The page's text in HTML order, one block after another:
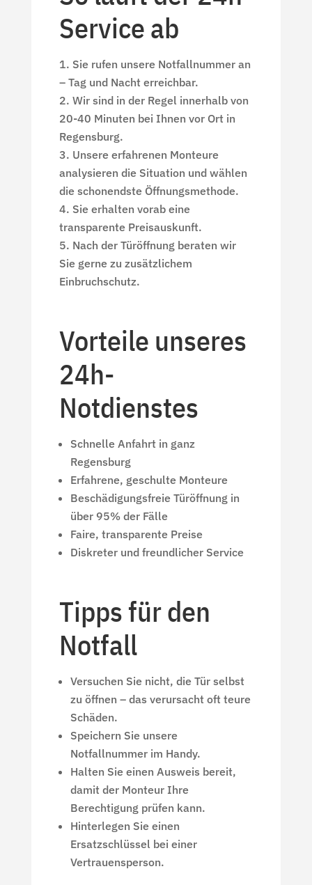
Service ab
Sie rufen unsere Notfallnummer an
– Tag und Nacht erreichbar.
Wir sind in der Regel innerhalb von
20-40 Minuten bei Ihnen vor Ort in
Regensburg.
Unsere erfahrenen Monteure
analysieren die Situation und wählen
die schonendste Öffnungsmethode.
Sie erhalten vorab eine
transparente Preisauskunft.
Nach der Türöffnung beraten wir
Sie gerne zu zusätzlichem
Einbruchschutz.
Vorteile unseres
24h-
Notdienstes
Schnelle Anfahrt in ganz
Regensburg
Erfahrene, geschulte Monteure
Beschädigungsfreie Türöffnung in
über 95% der Fälle
Faire, transparente Preise
Diskreter und freundlicher Service
Tipps für den
Notfall
Versuchen Sie nicht, die Tür selbst
zu öffnen – das verursacht oft teure
Schäden.
Speichern Sie unsere
Notfallnummer im Handy.
Halten Sie einen Ausweis bereit,
damit der Monteur Ihre
Berechtigung prüfen kann.
Hinterlegen Sie einen
Ersatzschlüssel bei einer
Vertrauensperson.